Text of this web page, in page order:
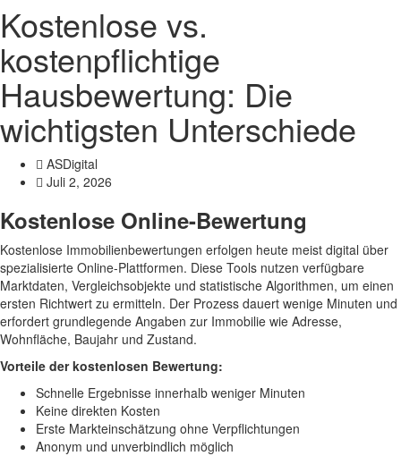
Kostenlose vs.
kostenpflichtige
Hausbewertung: Die
wichtigsten Unterschiede
ASDigital
Juli 2, 2026
Kostenlose Online-Bewertung
Kostenlose Immobilienbewertungen erfolgen heute meist digital über
spezialisierte Online-Plattformen. Diese Tools nutzen verfügbare
Marktdaten, Vergleichsobjekte und statistische Algorithmen, um einen
ersten Richtwert zu ermitteln. Der Prozess dauert wenige Minuten und
erfordert grundlegende Angaben zur Immobilie wie Adresse,
Wohnfläche, Baujahr und Zustand.
Vorteile der kostenlosen Bewertung:
Schnelle Ergebnisse innerhalb weniger Minuten
Keine direkten Kosten
Erste Markteinschätzung ohne Verpflichtungen
Anonym und unverbindlich möglich